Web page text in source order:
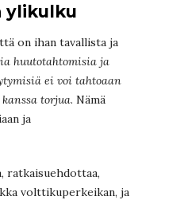
ylikulku
on ihan tavallista ja
huutotahtomisia ja
ei voi tahtoaan
torjua. Nämä
ja
ratkaisuehdottaa,
volttikuperkeikan, ja